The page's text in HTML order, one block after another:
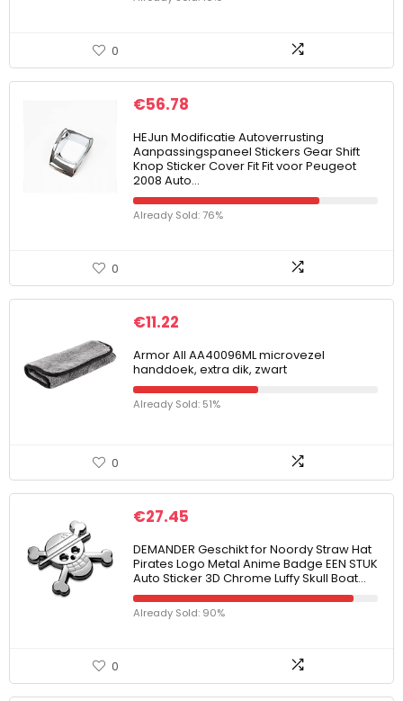
0
€56.78
HEJun Modificatie Autoverrusting
Aanpassingspaneel Stickers Gear Shift
Knop Sticker Cover Fit Fit voor Peugeot
2008 Auto…
Already Sold: 76%
0
€11.22
Armor All AA40096ML microvezel
handdoek, extra dik, zwart
Already Sold: 51%
0
€27.45
DEMANDER Geschikt for Noordy Straw Hat
Pirates Logo Metal Anime Badge EEN STUK
Auto Sticker 3D Chrome Luffy Skull Boat…
Already Sold: 90%
0